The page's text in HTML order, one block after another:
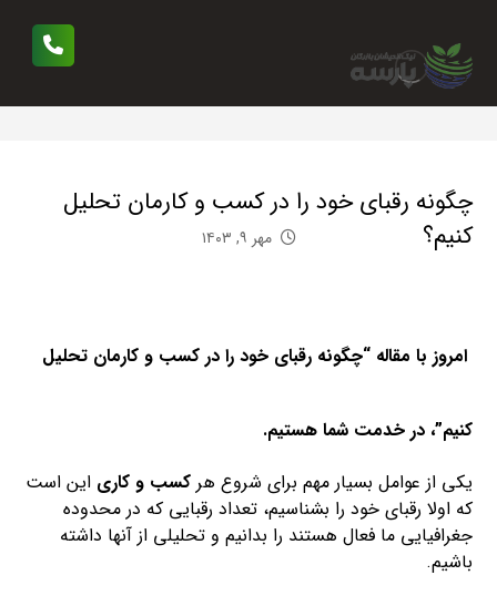
چگونه رقبای خود را در کسب و کارمان تحلیل
کنیم؟
مهر ۹, ۱۴۰۳
امروز با مقاله “چگونه رقبای خود را در کسب و کارمان تحلیل
کنیم”، در خدمت شما هستیم.
یکی از عوامل بسیار مهم برای شروع هرکسب و کاری این است
که اولا رقبای خود را بشناسیم، تعداد رقبایی که در محدوده
جغرافیایی ما فعال هستند را بدانیم و تحلیلی از آنها داشته
باشیم.